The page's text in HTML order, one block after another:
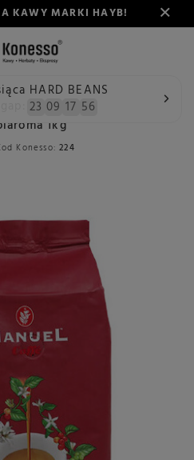
KAWY MARKI HAYB!
HARD BEANS
23 09 17 55
Przeznaczenie Do ekspresu
1kg
Konesso:224